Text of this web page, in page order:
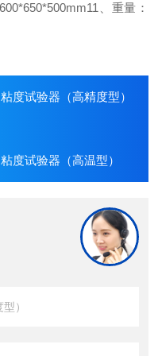
11、重量：
度试验器（高精度型）
度试验器（高温型）